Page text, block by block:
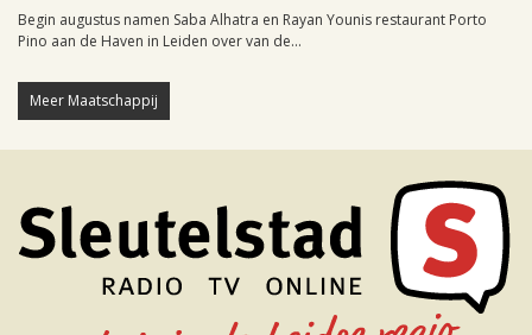
Begin augustus namen Saba Alhatra en Rayan Younis restaurant Porto
Pino aan de Haven in Leiden over van de...
Meer Maatschappij